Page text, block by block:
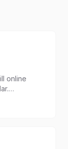
online